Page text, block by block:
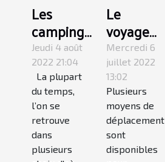
Les
campings
de luxe
de
dernières
minutes?
Jeudi 4 août
2022 21:04
La plupart
du temps,
l’on se
retrouve
dans
plusieurs
Le
voyage
en road
trip moto :
quels
sont ces
atouts
positifs ?
Mercredi 6
juillet 2022
13:02
Plusieurs
moyens de
déplacement
sont
disponibles